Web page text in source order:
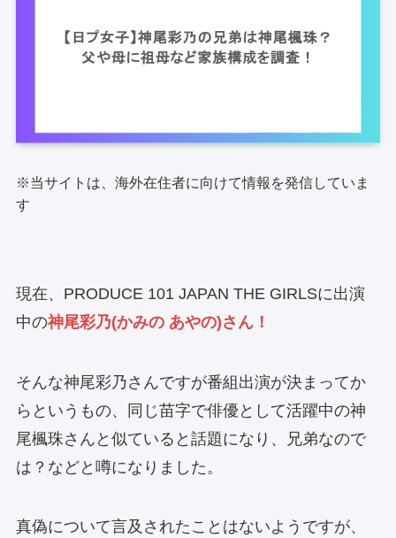
※当サイトは、海外在住者に向けて情報を発信していま
す
現在、PRODUCE 101 JAPAN THE GIRLSに出演
中の神尾彩乃(かみの あやの)さん！
そんな神尾彩乃さんですが番組出演が決まってか
らというもの、同じ苗字で俳優として活躍中の神
尾楓珠さんと似ていると話題になり、兄弟なので
は？などと噂になりました。
真偽について言及されたことはないようですが、